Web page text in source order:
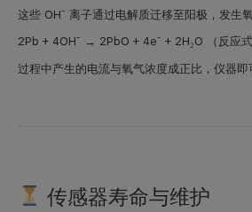
这些 OH⁻ 离子通过电解质迁移至阳极，发生
2Pb + 4OH⁻ → 2PbO + 4e⁻ + 2H₂O （反应式
过程中产生的电流与氧气浓度成正比，仪器即
传感器寿命与维护